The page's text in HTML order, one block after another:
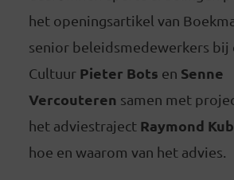
het openingsartikel van
senior beleidsmedewerkers bij
Cultuur Pieter Bots en Senne
Vercouteren samen met
het adviestraject Raymond
hoe en waarom van het advies.